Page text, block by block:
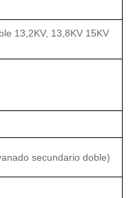
13,2KV, 13,8KV 15KV
secundario doble)